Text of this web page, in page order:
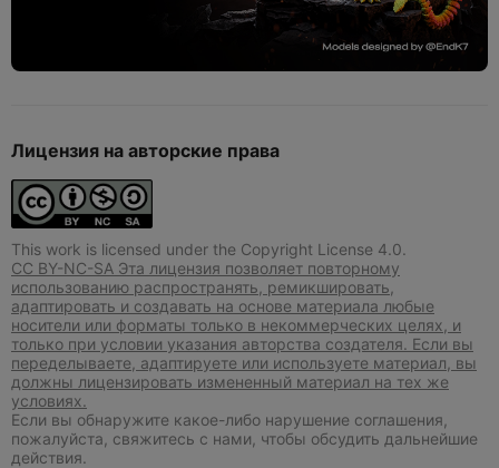
Лицензия на авторские права
This work is licensed under the Copyright License 4.0.
CC BY-NC-SA Эта лицензия позволяет повторному
использованию распространять, ремикшировать,
адаптировать и создавать на основе материала любые
носители или форматы только в некоммерческих целях, и
только при условии указания авторства создателя. Если вы
переделываете, адаптируете или используете материал, вы
должны лицензировать измененный материал на тех же
условиях.
Если вы обнаружите какое-либо нарушение соглашения,
пожалуйста, свяжитесь с нами, чтобы обсудить дальнейшие
действия.